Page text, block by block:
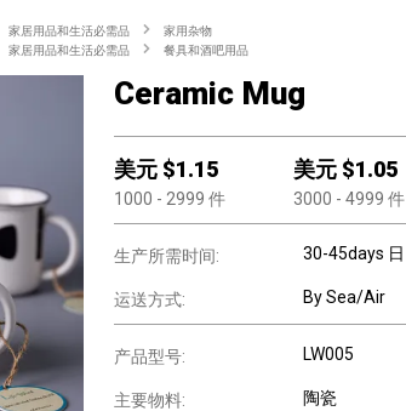
家居用品和生活必需品
家用杂物
家居用品和生活必需品 餐具和酒吧用品
Ceramic Mug
美元 $1.15
1000 - 2999 件
美元 $1.05
3000 - 4999 件
生产所需时间: 30-45days 日
运送方式: By Sea/Air
产品型号: LW005
主要物料: 陶瓷